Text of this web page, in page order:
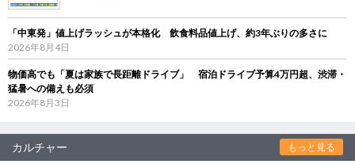
「中東発」値上げラッシュが本格化 飲食料品値上げ、約3年ぶりの多さに
2026年8月4日
物価高でも「夏は家族で長距離ドライブ」 宿泊ドライブ予算4万円超、渋滞・
猛暑への備えも必須
2026年8月3日
カルチャー もっと見る